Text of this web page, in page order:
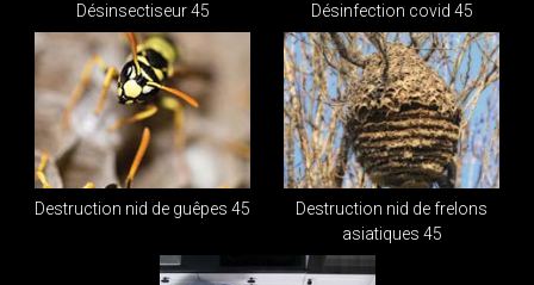
Désinsectiseur 45 Désinfection covid 45
Destruction nid de guêpes 45
Destruction nid de frelons
asiatiques 45